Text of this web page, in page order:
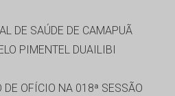
DE SAÚDE DE CAMAPUÃ
PIMENTEL DUAILIBI
DE OFÍCIO NA 018ª SESSÃO